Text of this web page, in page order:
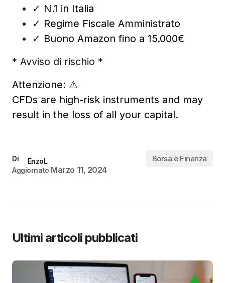
✓ N.1 in Italia
✓ Regime Fiscale Amministrato
✓ Buono Amazon fino a 15.000€
* Avviso di rischio *
Attenzione: ⚠
CFDs are high-risk instruments and may
result in the loss of all your capital.
Di
EnzoL
Aggiornato Marzo 11, 2024
Borsa e Finanza
Ultimi articoli pubblicati